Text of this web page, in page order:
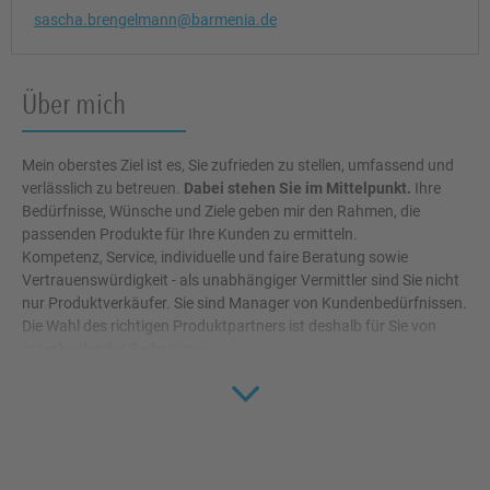
Über mich
Mein oberstes Ziel ist es, Sie zufrieden zu stellen, umfassend und
verlässlich zu betreuen. Dabei stehen Sie im Mittelpunkt. Ihre
Bedürfnisse, Wünsche und Ziele geben mir den Rahmen, die
passenden Produkte für Ihre Kunden zu ermitteln.
Kompetenz, Service, individuelle und faire Beratung sowie
Vertrauenswürdigkeit - als unabhängiger Vermittler sind Sie nicht
nur Produktverkäufer. Sie sind Manager von Kundenbedürfnissen.
Die Wahl des richtigen Produktpartners ist deshalb für Sie von
Und so ist Ihre Betreuung für mich eine ganz besondere Aufgabe:
Click to
sascha.brengelmann@barmenia.de